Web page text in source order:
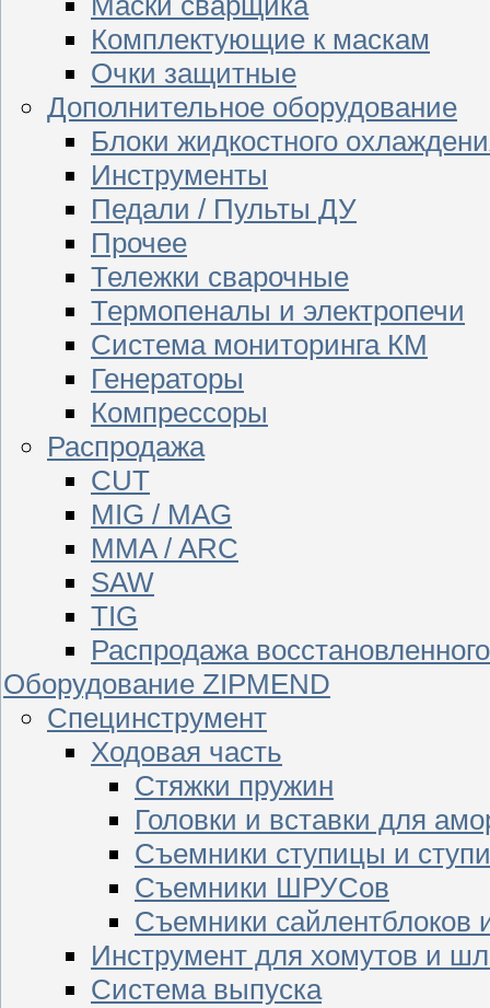
Комплектующие к маскам
Очки защитные
Дополнительное оборудование
Блоки жидкостного
Инструменты
Педали / Пульты ДУ
Прочее
Тележки сварочные
Термопеналы и электропечи
Система мониторинга КМ
Генераторы
Компрессоры
Распродажа
CUT
MIG / MAG
MMA / ARC
SAW
TIG
Распродажа
Оборудование ZIPMEND
Специнструмент
Ходовая часть
Стяжки пружин
Головки и вставки для
Съемники ступицы и
Съемники ШРУСов
Съемники сайлентблоков
Инструмент для хомутов и
Система выпуска